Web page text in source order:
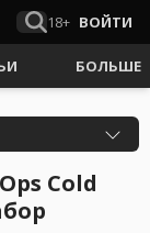
18+ ВОЙТИ
БОЛЬШЕ
Cold